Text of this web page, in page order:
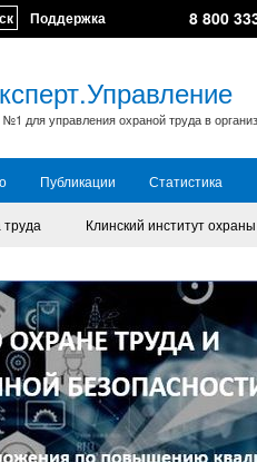
Поддержка 8 800
для управления охраной труда в
Публикации Статистика
Клинский институт